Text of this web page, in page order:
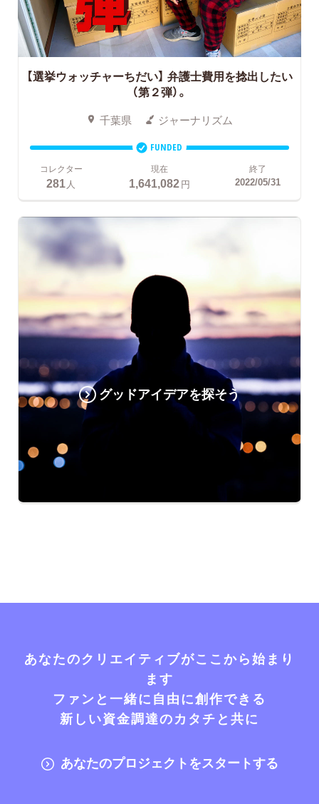
【選挙ウォッチャーちだい】 弁護士費用を捻出したい
（第２弾）。
千葉県 ジャーナリズム
FUNDED
コレクター
281 人
現在
1,641,082円
終了
2022/05/31
グッドアイデアを探そう
あなたのクリエイティブがここから始まり
ます
ファンと一緒に自由に創作できる
新しい資金調達のカタチと共に
あなたのプロジェクトをスタートする